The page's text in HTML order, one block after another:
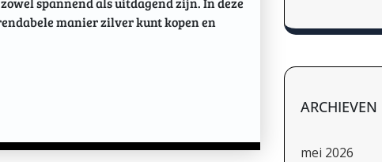
manier zilver kunt kopen en
ARCHIEVEN
mei 2026